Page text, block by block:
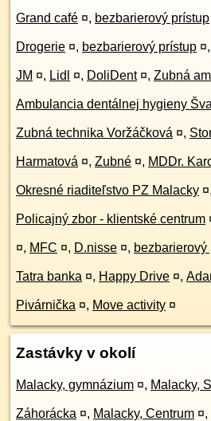
Grand café ¤, bezbarierový prístup
Drogerie ¤, bezbarierový prístup ¤,
JM ¤, Lidl ¤, DoliDent ¤, Zubná
Ambulancia dentálnej hygieny
Zubná technika Voržáčková ¤,
Harmatová ¤, Zubné ¤, MDDr.
Okresné riaditeľstvo PZ Malacky ¤,
Policajný zbor - klientské centrum
¤, MFC ¤, D.nisse ¤, bezbarierový
Tatra banka ¤, Happy Drive ¤,
Pivárnička ¤, Move activity ¤
Zastávky v okolí
Malacky, gymnázium ¤, Malacky,
Záhorácka ¤, Malacky, Centrum ¤,